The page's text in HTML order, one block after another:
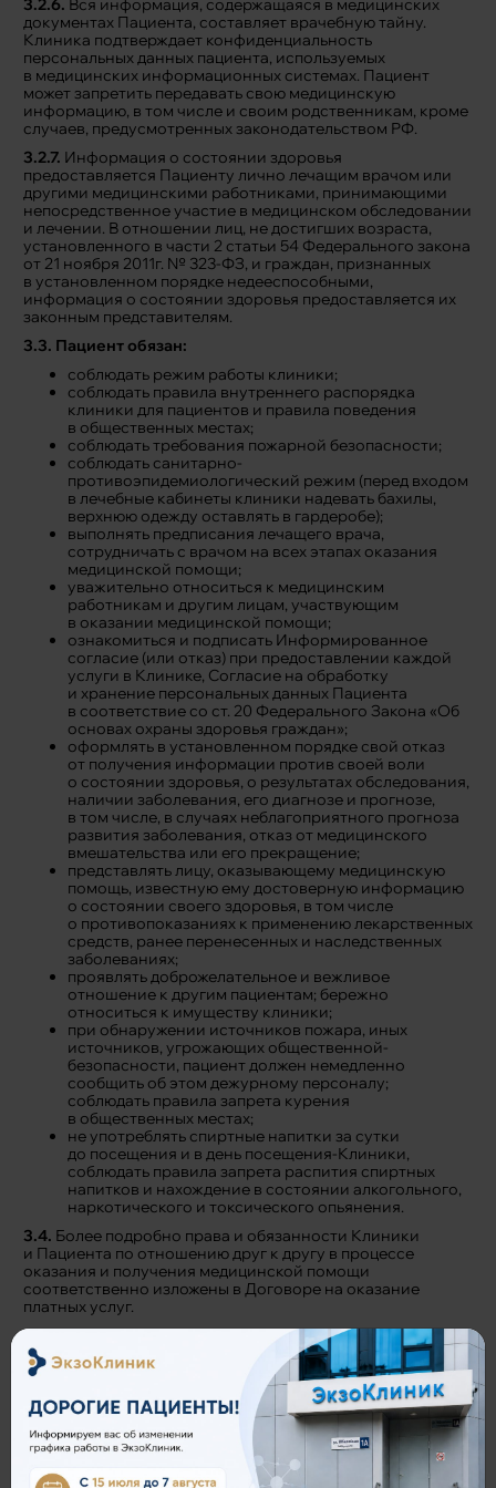
3.2.6. Вся информация, содержащаяся в медицинских
документах Пациента, составляет врачебную тайну.
Клиника подтверждает конфиденциальность
персональных данных пациента, используемых
в медицинских информационных системах. Пациент
может запретить передавать свою медицинскую
информацию, в том числе и своим родственникам, кроме
случаев, предусмотренных законодательством РФ.
3.2.7. Информация о состоянии здоровья
предоставляется Пациенту лично лечащим врачом или
другими медицинскими работниками, принимающими
непосредственное участие в медицинском обследовании
и лечении. В отношении лиц, не достигших возраста,
установленного в части 2 статьи 54 Федерального закона
от 21 ноября 2011г. № 323-ФЗ, и граждан, признанных
в установленном порядке недееспособными,
информация о состоянии здоровья предоставляется их
законным представителям.
3.3. Пациент обязан:
соблюдать режим работы клиники;
соблюдать правила внутреннего распорядка
клиники для пациентов и правила поведения
в общественных местах;
соблюдать требования пожарной безопасности;
соблюдать санитарно-
противоэпидемиологический режим (перед входом
в лечебные кабинеты клиники надевать бахилы,
верхнюю одежду оставлять в гардеробе);
выполнять предписания лечащего врача,
сотрудничать с врачом на всех этапах оказания
медицинской помощи;
уважительно относиться к медицинским
работникам и другим лицам, участвующим
в оказании медицинской помощи;
ознакомиться и подписать Информированное
согласие (или отказ) при предоставлении каждой
услуги в Клинике, Согласие на обработку
и хранение персональных данных Пациента
в соответствие со ст. 20 Федерального Закона «Об
основах охраны здоровья граждан»;
оформлять в установленном порядке свой отказ
от получения информации против своей воли
о состоянии здоровья, о результатах обследования,
наличии заболевания, его диагнозе и прогнозе,
в том числе, в случаях неблагоприятного прогноза
развития заболевания, отказ от медицинского
вмешательства или его прекращение;
представлять лицу, оказывающему медицинскую
помощь, известную ему достоверную информацию
о состоянии своего здоровья, в том числе
о противопоказаниях к применению лекарственных
средств, ранее перенесенных и наследственных
заболеваниях;
проявлять доброжелательное и вежливое
отношение к другим пациентам; бережно
относиться к имуществу клиники;
при обнаружении источников пожара, иных
источников, угрожающих общественной-
безопасности, пациент должен немедленно
сообщить об этом дежурному персоналу;
соблюдать правила запрета курения
в общественных местах;
не употреблять спиртные напитки за сутки
до посещения и в день посещения-Клиники,
соблюдать правила запрета распития спиртных
напитков и нахождение в состоянии алкогольного,
наркотического и токсического опьянения.
3.4. Более подробно права и обязанности Клиники
и Пациента по отношению друг к другу в процессе
оказания и получения медицинской помощи
соответственно изложены в Договоре на оказание
платных услуг.
3.5.Лечащий врач может отказаться
по согласованию с соответствующим должностным
лицом от наблюдения и лечения пациента, если это
не угрожает жизни пациента и здоровью
окружающих, в случаях несоблюдения пациентом
предписаний или правил внутреннего распорядка
клиники:
грубое или неуважительное отношение
к персоналу и другим пациентам клиники;